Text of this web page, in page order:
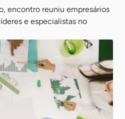
encontro reuniu empresários
e especialistas no